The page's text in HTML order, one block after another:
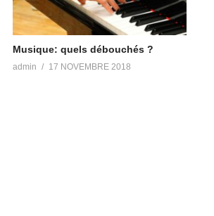
Musique: quels débouchés ?
admin 17 NOVEMBRE 2018